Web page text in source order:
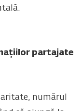
partajate
numărul